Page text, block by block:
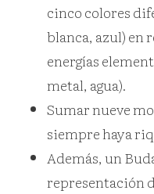
cinco colores
blanca, azul) en
energías
metal, agua).
Sumar nueve
siempre haya
Además, un
representación